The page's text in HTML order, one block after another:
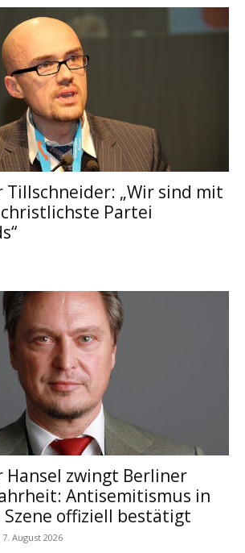
Tillschneider: „Wir sind mit
Partei
Hansel zwingt Berliner
Antisemitismus in
offiziell bestätigt
7. August 2026